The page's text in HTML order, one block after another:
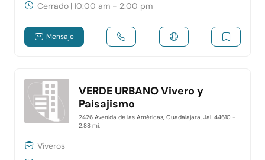
Cerrado |10:00 am - 2:00 pm
Mensaje
VERDE URBANO Vivero y
Paisajismo
2426 Avenida de las Américas, Guadalajara, Jal. 44610 -
2.88 mi.
Viveros